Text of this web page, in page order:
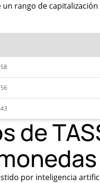
un rango de
de
por inteligencia